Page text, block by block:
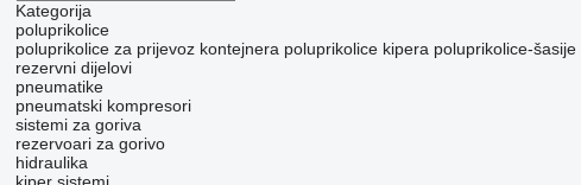
Kategorija
poluprikolice
poluprikolice za prijevoz kontejnera poluprikolice kipera poluprikolice-šasije
rezervni dijelovi
pneumatikе
pneumatski kompresori
sistemi za goriva
rezervoari za gorivo
hidraulika